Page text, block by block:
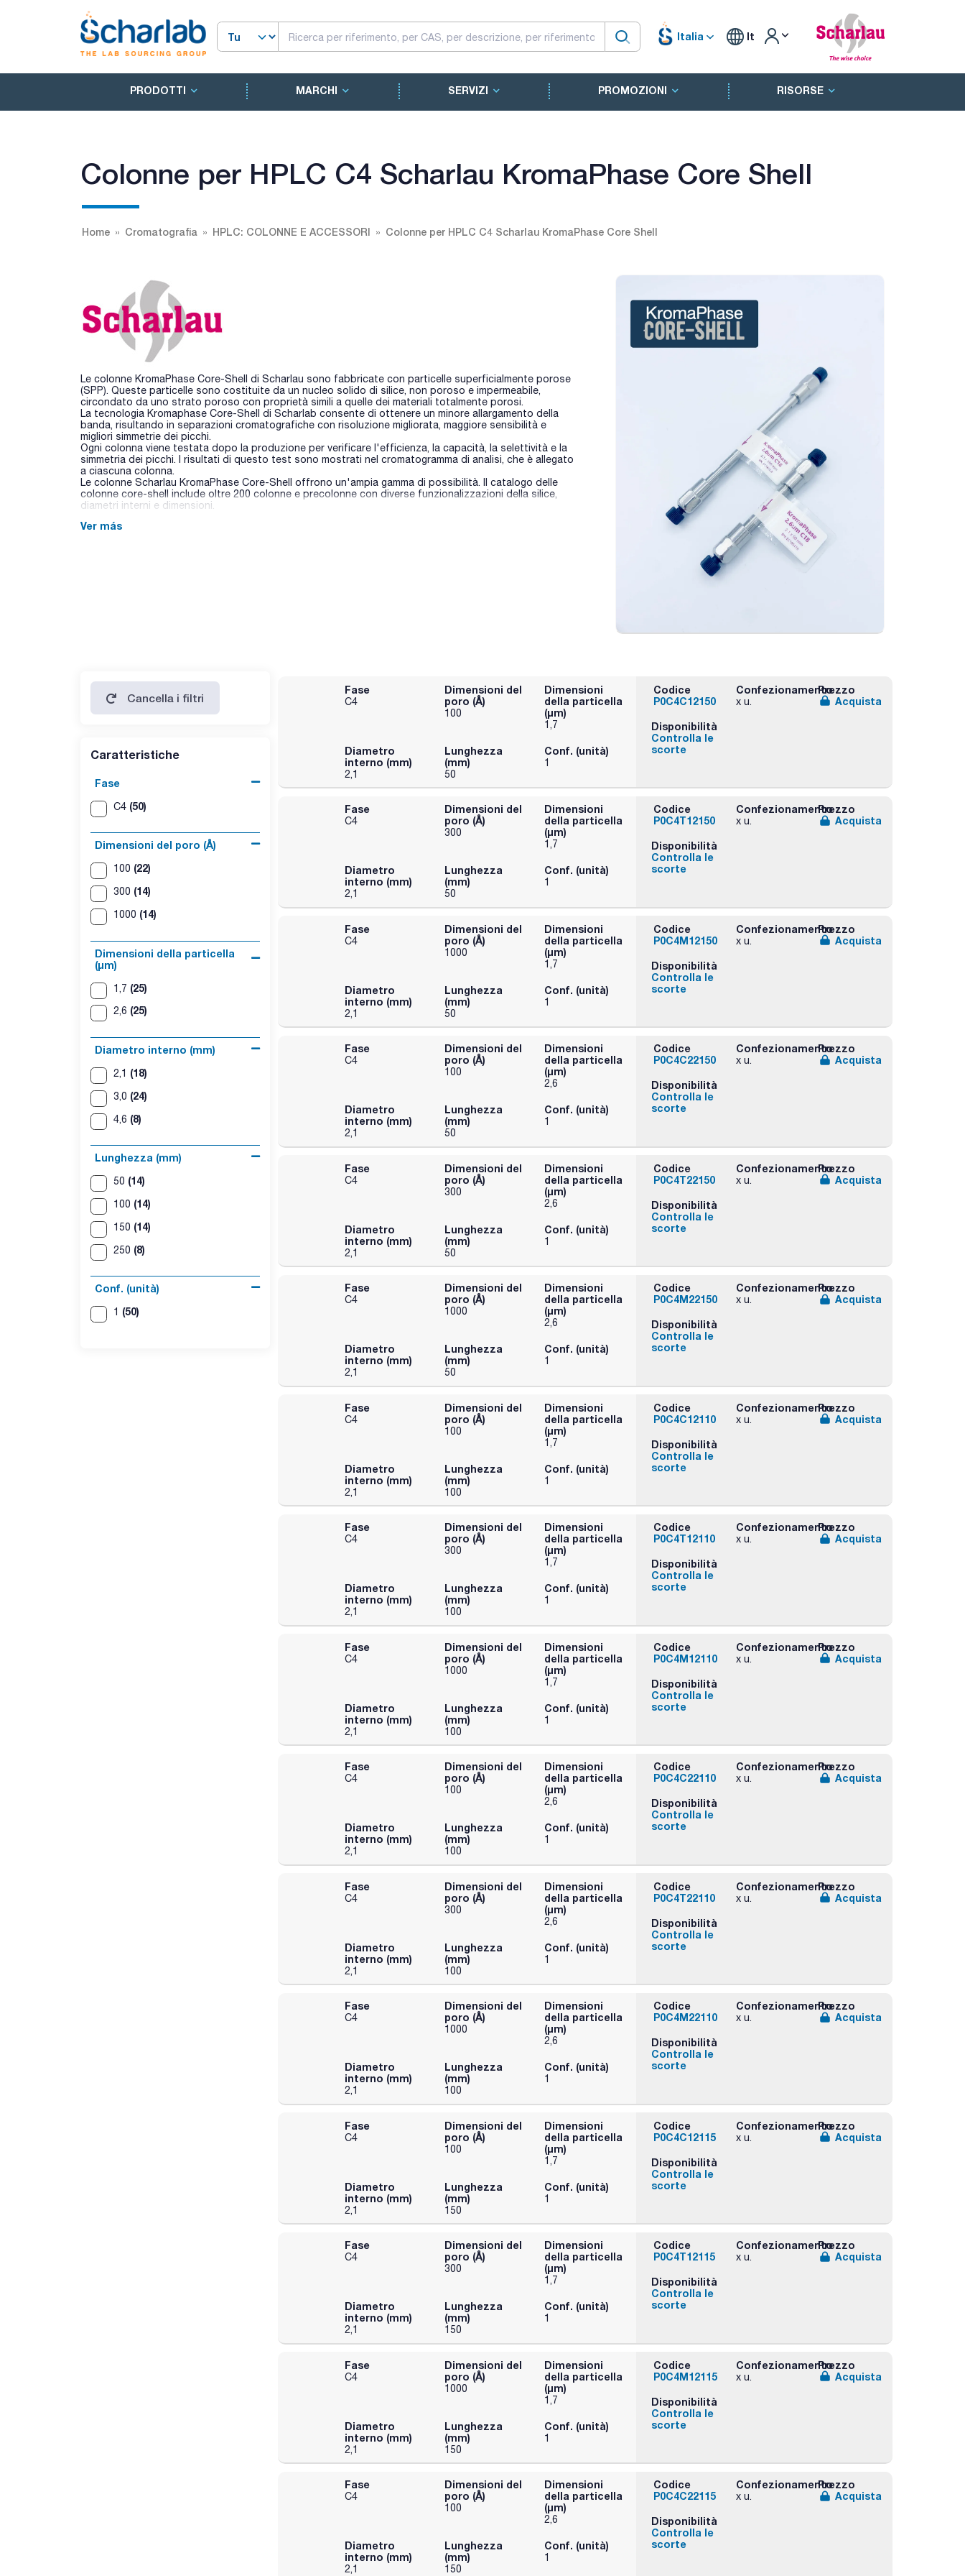
Italia It
PRODOTTI MARCHI SERVIZI PROMOZIONI RISORSE
Colonne per HPLC C4 Scharlau KromaPhase Core Shell
Home Cromatografia HPLC: COLONNE E ACCESSORI Colonne per HPLC C4 Scharlau KromaPhase Core Shell
Le colonne KromaPhase Core-Shell di Scharlau sono fabbricate con particelle superficialmente porose
(SPP). Queste particelle sono costituite da un nucleo solido di silice, non poroso e impermeabile,
circondato da uno strato poroso con proprietà simili a quelle dei materiali totalmente porosi.
La tecnologia Kromaphase Core-Shell di Scharlab consente di ottenere un minore allargamento della
banda, risultando in separazioni cromatografiche con risoluzione migliorata, maggiore sensibilità e
migliori simmetrie dei picchi.
Ogni colonna viene testata dopo la produzione per verificare l'efficienza, la capacità, la selettività e la
simmetria dei picchi. I risultati di questo test sono mostrati nel cromatogramma di analisi, che è allegato
a ciascuna colonna.
Le colonne Scharlau KromaPhase Core-Shell offrono un'ampia gamma di possibilità. Il catalogo delle
colonne core-shell include oltre 200 colonne e precolonne con diverse funzionalizzazioni della silice,
diametri interni e dimensioni.
Ver más
Cancella i filtri
Caratteristiche
Fase
C4 (50)
Dimensioni del poro (Å)
100 (22)
300 (14)
1000 (14)
Dimensioni della particella
(μm)
1,7 (25)
2,6 (25)
Diametro interno (mm)
2,1 (18)
3,0 (24)
4,6 (8)
Lunghezza (mm)
50 (14)
100 (14)
150 (14)
250 (8)
Conf. (unità)
1 (50)
Fase
C4
Dimensioni del
poro (Å)
100
Dimensioni
della particella
(μm)
1,7
Diametro
interno (mm)
2,1
Lunghezza
(mm)
50
Conf. (unità)
1
Codice
P0C4C12150
Confezionamento
x u.
Prezzo
Acquista
Disponibilità
Controlla le
scorte
Fase
C4
Dimensioni del
poro (Å)
300
Dimensioni
della particella
(μm)
1,7
Diametro
interno (mm)
2,1
Lunghezza
(mm)
50
Conf. (unità)
1
Codice
P0C4T12150
Confezionamento
x u.
Prezzo
Acquista
Disponibilità
Controlla le
scorte
Fase
C4
Dimensioni del
poro (Å)
1000
Dimensioni
della particella
(μm)
1,7
Diametro
interno (mm)
2,1
Lunghezza
(mm)
50
Conf. (unità)
1
Codice
P0C4M12150
Confezionamento
x u.
Prezzo
Acquista
Disponibilità
Controlla le
scorte
Fase
C4
Dimensioni del
poro (Å)
100
Dimensioni
della particella
(μm)
2,6
Diametro
interno (mm)
2,1
Lunghezza
(mm)
50
Conf. (unità)
1
Codice
P0C4C22150
Confezionamento
x u.
Prezzo
Acquista
Disponibilità
Controlla le
scorte
Fase
C4
Dimensioni del
poro (Å)
300
Dimensioni
della particella
(μm)
2,6
Diametro
interno (mm)
2,1
Lunghezza
(mm)
50
Conf. (unità)
1
Codice
P0C4T22150
Confezionamento
x u.
Prezzo
Acquista
Disponibilità
Controlla le
scorte
Fase
C4
Dimensioni del
poro (Å)
1000
Dimensioni
della particella
(μm)
2,6
Diametro
interno (mm)
2,1
Lunghezza
(mm)
50
Conf. (unità)
1
Codice
P0C4M22150
Confezionamento
x u.
Prezzo
Acquista
Disponibilità
Controlla le
scorte
Fase
C4
Dimensioni del
poro (Å)
100
Dimensioni
della particella
(μm)
1,7
Diametro
interno (mm)
2,1
Lunghezza
(mm)
100
Conf. (unità)
1
Codice
P0C4C12110
Confezionamento
x u.
Prezzo
Acquista
Disponibilità
Controlla le
scorte
Fase
C4
Dimensioni del
poro (Å)
300
Dimensioni
della particella
(μm)
1,7
Diametro
interno (mm)
2,1
Lunghezza
(mm)
100
Conf. (unità)
1
Codice
P0C4T12110
Confezionamento
x u.
Prezzo
Acquista
Disponibilità
Controlla le
scorte
Fase
C4
Dimensioni del
poro (Å)
1000
Dimensioni
della particella
(μm)
1,7
Diametro
interno (mm)
2,1
Lunghezza
(mm)
100
Conf. (unità)
1
Codice
P0C4M12110
Confezionamento
x u.
Prezzo
Acquista
Disponibilità
Controlla le
scorte
Fase
C4
Dimensioni del
poro (Å)
100
Dimensioni
della particella
(μm)
2,6
Diametro
interno (mm)
2,1
Lunghezza
(mm)
100
Conf. (unità)
1
Codice
P0C4C22110
Confezionamento
x u.
Prezzo
Acquista
Disponibilità
Controlla le
scorte
Fase
C4
Dimensioni del
poro (Å)
300
Dimensioni
della particella
(μm)
2,6
Diametro
interno (mm)
2,1
Lunghezza
(mm)
100
Conf. (unità)
1
Codice
P0C4T22110
Confezionamento
x u.
Prezzo
Acquista
Disponibilità
Controlla le
scorte
Fase
C4
Dimensioni del
poro (Å)
1000
Dimensioni
della particella
(μm)
2,6
Diametro
interno (mm)
2,1
Lunghezza
(mm)
100
Conf. (unità)
1
Codice
P0C4M22110
Confezionamento
x u.
Prezzo
Acquista
Disponibilità
Controlla le
scorte
Fase
C4
Dimensioni del
poro (Å)
100
Dimensioni
della particella
(μm)
1,7
Diametro
interno (mm)
2,1
Lunghezza
(mm)
150
Conf. (unità)
1
Codice
P0C4C12115
Confezionamento
x u.
Prezzo
Acquista
Disponibilità
Controlla le
scorte
Fase
C4
Dimensioni del
poro (Å)
300
Dimensioni
della particella
(μm)
1,7
Diametro
interno (mm)
2,1
Lunghezza
(mm)
150
Conf. (unità)
1
Codice
P0C4T12115
Confezionamento
x u.
Prezzo
Acquista
Disponibilità
Controlla le
scorte
Fase
C4
Dimensioni del
poro (Å)
1000
Dimensioni
della particella
(μm)
1,7
Diametro
interno (mm)
2,1
Lunghezza
(mm)
150
Conf. (unità)
1
Codice
P0C4M12115
Confezionamento
x u.
Prezzo
Acquista
Disponibilità
Controlla le
scorte
Fase
C4
Dimensioni del
poro (Å)
100
Dimensioni
della particella
(μm)
2,6
Diametro
interno (mm)
2,1
Lunghezza
(mm)
150
Conf. (unità)
1
Codice
P0C4C22115
Confezionamento
x u.
Prezzo
Acquista
Disponibilità
Controlla le
scorte